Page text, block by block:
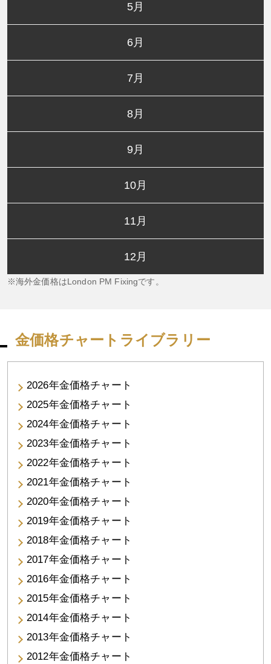
5月
6月
7月
8月
9月
10月
11月
12月
海外金価格はLondon PM Fixingです。
金価格チャートライブラリー
2026年金価格チャート
2025年金価格チャート
2024年金価格チャート
2023年金価格チャート
2022年金価格チャート
2021年金価格チャート
2020年金価格チャート
2019年金価格チャート
2018年金価格チャート
2017年金価格チャート
2016年金価格チャート
2015年金価格チャート
2014年金価格チャート
2013年金価格チャート
2012年金価格チャート